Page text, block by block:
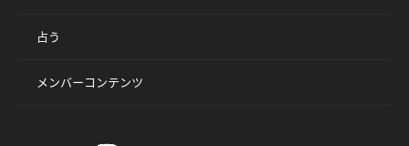
占う
メンバーコンテンツ